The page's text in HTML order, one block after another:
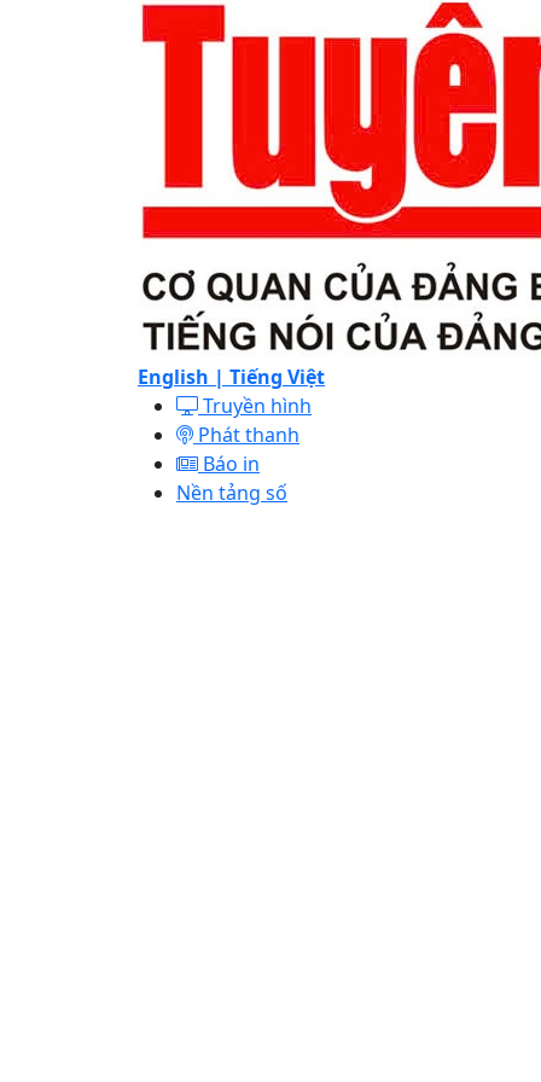
English | Tiếng Việt
Truyền hình
Phát thanh
Báo in
Nền tảng số